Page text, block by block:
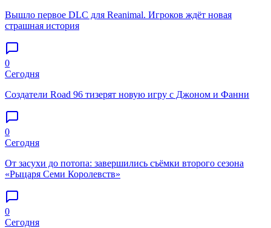
Вышло первое DLC для Reanimal. Игроков ждёт новая
страшная история
0
Сегодня
Создатели Road 96 тизерят новую игру с Джоном и Фанни
0
Сегодня
От засухи до потопа: завершились съёмки второго сезона
«Рыцаря Семи Королевств»
0
Сегодня